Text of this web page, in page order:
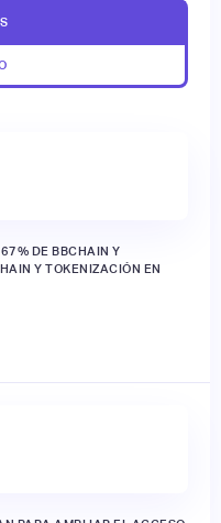
DE BBCHAIN Y
Y TOKENIZACIÓN EN